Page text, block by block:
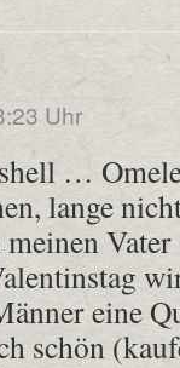
Uhr
…
lange
eine
schön